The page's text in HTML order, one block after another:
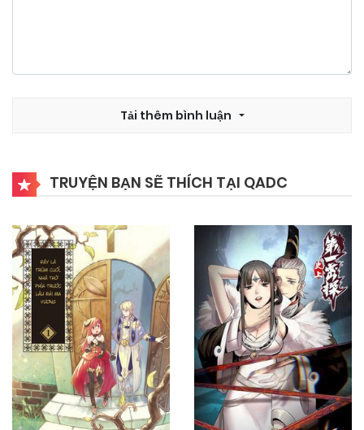
Tải thêm bình luận
TRUYỆN BẠN SẼ THÍCH TẠI QADC